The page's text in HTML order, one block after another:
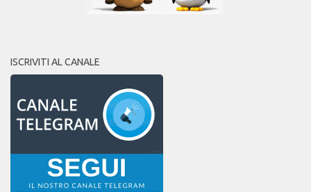
ISCRIVITI AL CANALE